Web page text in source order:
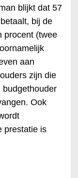
blijkt dat 57
bij de
procent (twee
aan
zijn die
budgethouder
Ook
prestatie is